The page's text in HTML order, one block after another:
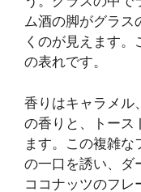
ム酒の脚がグラス
くのが見えます
の表れです。
香りはキャラメル
の香りと、トース
ます。この複雑な
の一口を誘い、ダ
ココナッツのフレ